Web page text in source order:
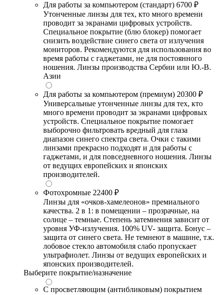
Для работы за компьютером (стандарт) 6700 ₽
Утонченные линзы для тех, кто много времени
проводит за экранами цифровых устройств.
Специальное покрытие (блю блокер) помогает
снизить воздействие синего света от излучения
мониторов. Рекомендуются для использования во
время работы с гаджетами, не для постоянного
ношения. Линзы производства Сербии или Ю.-В.
Азии
Для работы за компьютером (премиум) 20300 ₽
Универсальные утонченные линзы для тех, кто
много времени проводит за экранами цифровых
устройств. Специальное покрытие помогает
выборочно фильтровать вредный для глаза
диапазон синего спектра света. Очки с такими
линзами прекрасно подходят и для работы с
гаджетами, и для повседневного ношения. Линзы
от ведущих европейских и японских
производителей.
Фотохромные 22400 ₽
Линзы для «очков-хамелеонов» премиального
качества. 2 в 1: в помещении – прозрачные, на
солнце – темные. Степень затемнения зависит от
уровня УФ-излучения. 100% UV- защита. Бонус –
защита от синего света. Не темнеют в машине, т.к.
лобовое стекло автомобиля слабо пропускает
ультрафиолет. Линзы от ведущих европейских и
японских производителей.
Выберите покрытие/назначение
С просветляющим (антибликовым) покрытием